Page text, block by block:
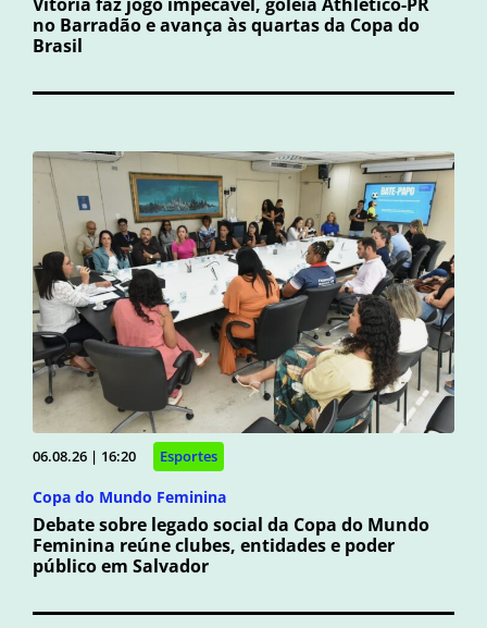
no Barradão e avança às quartas da Copa do
Brasil
06.08.26 | 16:20 Esportes
Copa do Mundo Feminina
Debate sobre legado social da Copa do Mundo
Feminina reúne clubes, entidades e poder
público em Salvador